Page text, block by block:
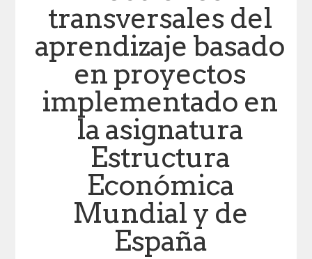
transversales del
aprendizaje basado
en proyectos
implementado en
la asignatura
Estructura
Económica
Mundial y de
España